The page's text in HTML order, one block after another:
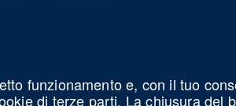
funzionamento e, con il tuo
di terze parti. La chiusura del